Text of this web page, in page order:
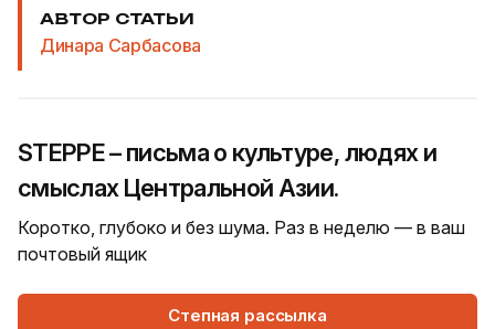
АВТОР СТАТЬИ
Динара Сарбасова
STEPPE – письма о культуре, людях и
смыслах Центральной Азии.
Коротко, глубоко и без шума. Раз в неделю — в ваш
почтовый ящик
Степная рассылка